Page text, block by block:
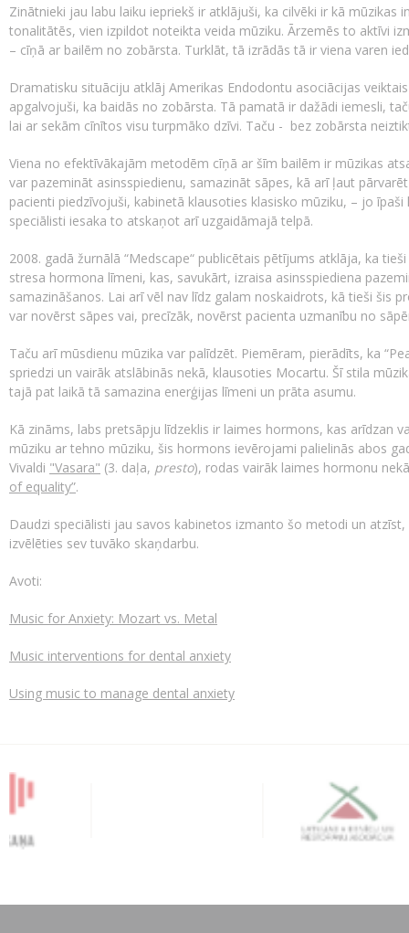
Zinātnieki jau labu laiku iepriekš ir atklājuši, ka cilvēki ir kā mūzikas
tonalitātēs, vien izpildot noteikta veida mūziku. Ārzemēs to aktīvi
– cīņā ar bailēm no zobārsta. Turklāt, tā izrādās tā ir viena varen
Dramatisku situāciju atklāj Amerikas Endodontu asociācijas
apgalvojuši, ka baidās no zobārsta. Tā pamatā ir dažādi iemesli,
lai ar sekām cīnītos visu turpmāko dzīvi. Taču - bez zobārsta
Viena no efektīvākajām metodēm cīņā ar šīm bailēm ir mūzikas
var pazemināt asinsspiedienu, samazināt sāpes, kā arī ļaut
pacienti piedzīvojuši, kabinetā klausoties klasisko mūziku, – jo
speciālisti iesaka to atskaņot arī uzgaidāmajā telpā.
2008. gadā žurnālā “Medscape“ publicētais pētījums atklāja, ka
stresa hormona līmeni, kas, savukārt, izraisa asinsspiediena
samazināšanos. Lai arī vēl nav līdz galam noskaidrots, kā tieši šis
var novērst sāpes vai, precīzāk, novērst pacienta uzmanību no
Taču arī mūsdienu mūzika var palīdzēt. Piemēram, pierādīts, ka
spriedzi un vairāk atslābinās nekā, klausoties Mocartu. Šī stila
tajā pat laikā tā samazina enerģijas līmeni un prāta asumu.
Kā zināms, labs pretsāpju līdzeklis ir laimes hormons, kas arīdzan
mūziku ar tehno mūziku, šis hormons ievērojami palielinās abos
Vivaldi "Vasara" (3. daļa, presto), rodas vairāk laimes hormonu
of equality”.
Daudzi speciālisti jau savos kabinetos izmanto šo metodi un
izvēlēties sev tuvāko skaņdarbu.
Avoti:
Music for Anxiety: Mozart vs. Metal
Music interventions for dental anxiety
Using music to manage dental anxiety